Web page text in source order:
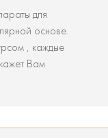
для
основе.
, каждые
Вам